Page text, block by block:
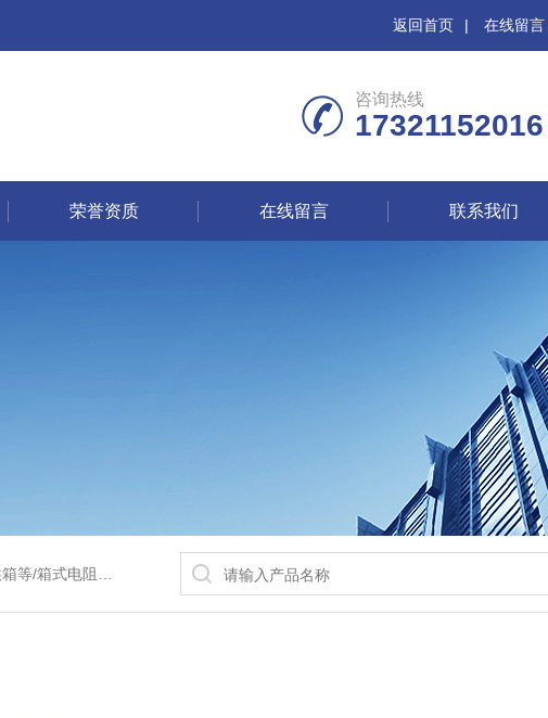
返回首页 | 在线留言
咨询热线
17321152016
荣誉资质 在线留言 联系我们
荡器/水槽/水浴锅等